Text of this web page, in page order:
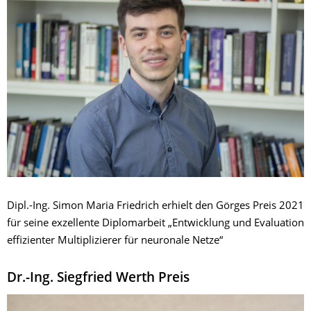
Dipl.-Ing. Simon Maria Friedrich erhielt den Görges Preis 2021
für seine exzellente Diplomarbeit „Entwicklung und Evaluation
effizienter Multiplizierer für neuronale Netze“
Dr.-Ing. Siegfried Werth Preis